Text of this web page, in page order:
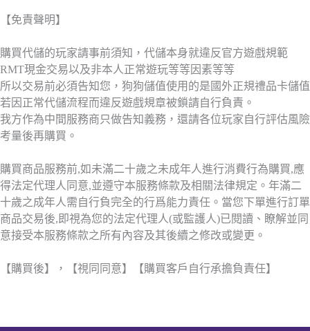
【免責聲明】
購買代儲的玩家請事前須知，代儲本身就違反官方遊戲規範
RMT現金交易以及非本人正常遊玩等等因素等等
所以交易前必須告知您，狗狗儲值使用的是國外正規禮品卡儲值
若因正常代儲流程而違反遊戲規章被鎖請自行負責。
我方作為中間服務商只做告知義務，還請各位玩家自行評估風險
考量後再購買。
購買商品服務前,如未滿二十歲之未成年人進行消費行為購買,應
得法定代理人同意,並遵守本服務條款及相關法律規定。年滿二
十歲之成年人需自行負完全的行爲能力責任。當您下單進行訂單
商品交易後,即視為您的法定代理人(或監護人)已閱讀、瞭解並同
意接受本服務條款之所有內容及其後續之修改或變更。
【購買後】，【視同同意】【購買客戶自行承擔負責任】